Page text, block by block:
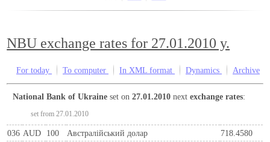
NBU exchange rates for 27.01.2010 y.
For today To computer In XML format Dynamics Archive
National Bank of Ukraine set on27.01.2010 nextexchange rates:
set from 27.01.2010
036 AUD 100 Австралійський долар
718.4580